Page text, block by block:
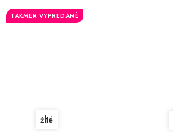
TAKMER VYPREDANÉ
žlté